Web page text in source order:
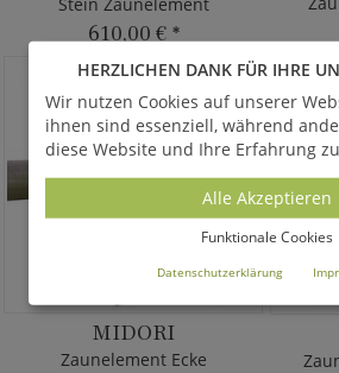
610,00 €*
MIDORI
Zaunelement Ecke
HERZLICHEN DANK FÜR IHRE
Wir nutzen Cookies auf unserer
ihnen sind essenziell, während
diese Website und Ihre Erfahrung
Alle Akzeptieren
Funktionale Cookies
Datenschutzerklärung